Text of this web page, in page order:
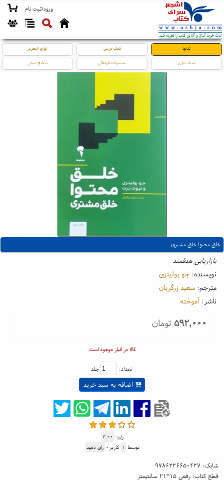
ورود/ثبت نام
کتابها کمک درسی لوازم التحریر
اسباب بازی محصولات فرهنگی صنایع دستی
خلق محتوا خلق مشتری
بازاریابی هدفمند
نویسنده: جو پولیتزی
مترجم: سعید زرگریان
ناشر: آموخته
۵۹۲,۰۰۰تومان
کالا در انبار موجود است
تعداد: جلد
اضافه به سبد خرید
رای: ۳.۰۰
توسط ۱ کاربر - رای دهید
شابک: ۹۷۸۶۲۲۶۶۵۰۴۲۷
قطع کتاب: رقعی ۱۵*۲۱ سانتیمتر